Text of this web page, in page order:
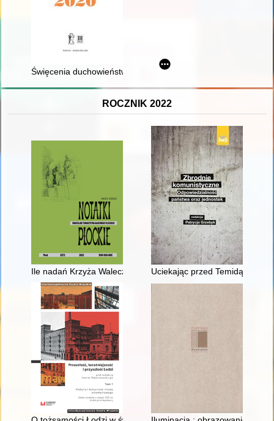
Święcenia duchowieństwa w diecezji gnieźnieńskiej w latach
ROCZNIK 2022
Ile nadań Krzyża Walecznych otrzymał Płock w 1921 r.?
Uciekając przed Temidą" :